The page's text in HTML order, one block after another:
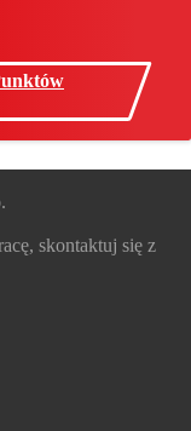
skontaktuj się z